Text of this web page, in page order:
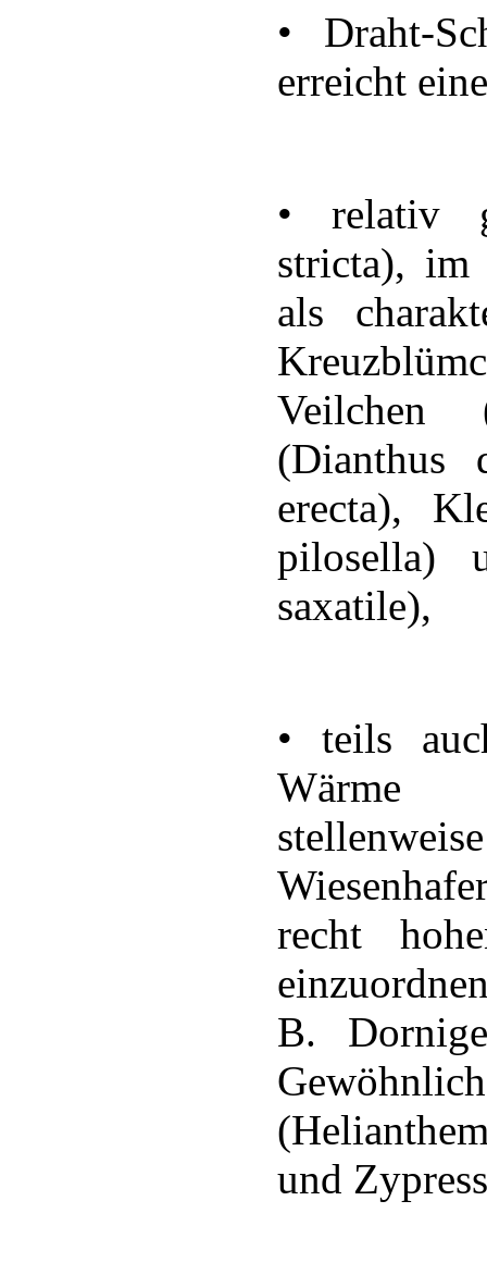
• Draht-
erreicht
• relativ
stricta), im
als
Veilchen
(Dianthus
erecta),
pilosella)
saxatile),
• teils
Wärme
recht
B.
und